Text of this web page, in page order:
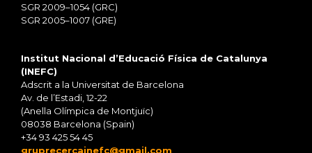
SGR 2009–1054 (GRC)
SGR 2005–1007 (GRE)
Institut Nacional d’Educació Física de Catalunya
(INEFC)
Adscrit a la Universitat de Barcelona
Av. de l’Estadi, 12-22
(Anella Olímpica de Montjuïc)
08038 Barcelona (Spain)
+34 93 425 54 45
gruprecercainefc@gmail.com